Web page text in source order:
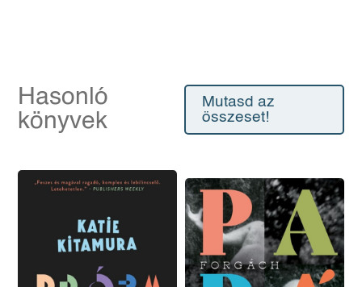
Hasonló
könyvek
Mutasd az
összeset!